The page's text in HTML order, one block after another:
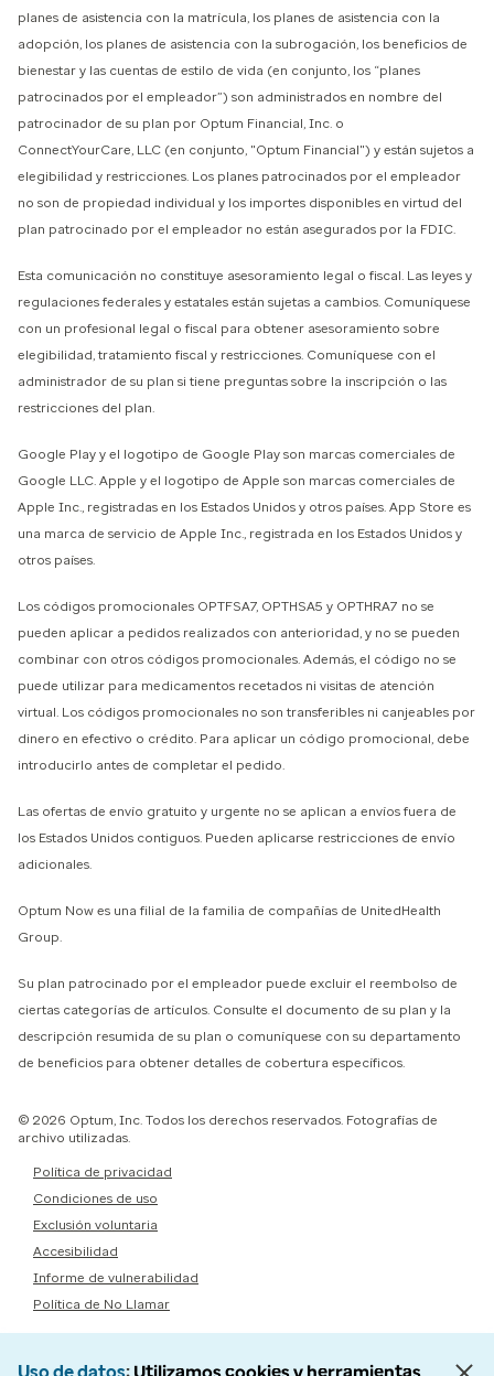
planes de asistencia con la matrícula, los planes de asistencia con la
adopción, los planes de asistencia con la subrogación, los beneficios de
bienestar y las cuentas de estilo de vida (en conjunto, los “planes
patrocinados por el empleador”) son administrados en nombre del
patrocinador de su plan por Optum Financial, Inc. o
ConnectYourCare, LLC (en conjunto, "Optum Financial") y están sujetos a
elegibilidad y restricciones. Los planes patrocinados por el empleador
no son de propiedad individual y los importes disponibles en virtud del
plan patrocinado por el empleador no están asegurados por la FDIC.
Esta comunicación no constituye asesoramiento legal o fiscal. Las leyes y
regulaciones federales y estatales están sujetas a cambios. Comuníquese
con un profesional legal o fiscal para obtener asesoramiento sobre
elegibilidad, tratamiento fiscal y restricciones. Comuníquese con el
administrador de su plan si tiene preguntas sobre la inscripción o las
restricciones del plan.
Google Play y el logotipo de Google Play son marcas comerciales de
Google LLC. Apple y el logotipo de Apple son marcas comerciales de
Apple Inc., registradas en los Estados Unidos y otros países. App Store es
una marca de servicio de Apple Inc., registrada en los Estados Unidos y
otros países.
Los códigos promocionales OPTFSA7, OPTHSA5 y OPTHRA7 no se
pueden aplicar a pedidos realizados con anterioridad, y no se pueden
combinar con otros códigos promocionales. Además, el código no se
puede utilizar para medicamentos recetados ni visitas de atención
virtual. Los códigos promocionales no son transferibles ni canjeables por
dinero en efectivo o crédito. Para aplicar un código promocional, debe
introducirlo antes de completar el pedido.
Las ofertas de envío gratuito y urgente no se aplican a envíos fuera de
los Estados Unidos contiguos. Pueden aplicarse restricciones de envío
adicionales.
Optum Now es una filial de la familia de compañías de UnitedHealth
Group.
Su plan patrocinado por el empleador puede excluir el reembolso de
ciertas categorías de artículos. Consulte el documento de su plan y la
descripción resumida de su plan o comuníquese con su departamento
de beneficios para obtener detalles de cobertura específicos.
© 2026 Optum, Inc. Todos los derechos reservados. Fotografías de
archivo utilizadas.
Política de privacidad
Condiciones de uso
Exclusión voluntaria
Accesibilidad
Informe de vulnerabilidad
Política de No Llamar